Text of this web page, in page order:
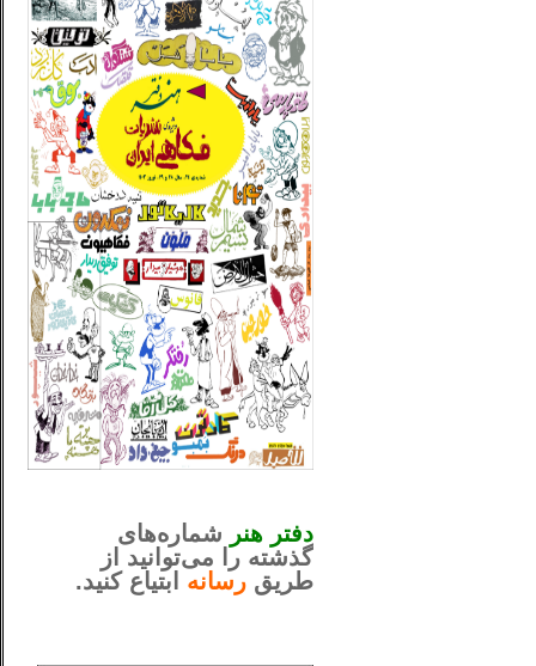
دفتر هنر شماره‌های
گذشته را می‌توانید از
طریق رسانه ابتیاع کنید.